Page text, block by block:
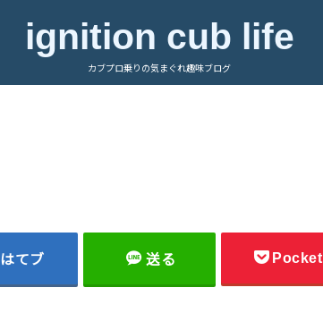
ignition cub life
カブプロ乗りの気まぐれ趣味ブログ
はてブ 送る Pocket